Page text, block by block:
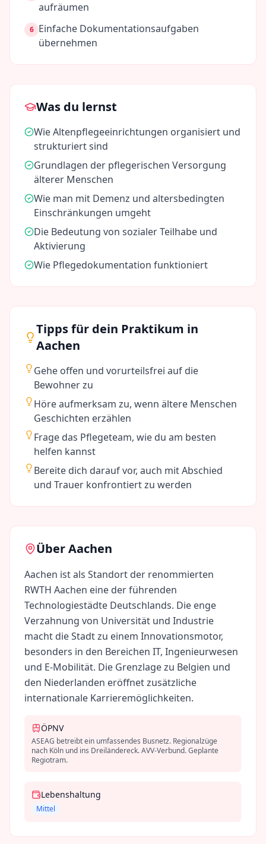
aufräumen
6 Einfache Dokumentationsaufgaben
übernehmen
Was du lernst
Wie Altenpflegeeinrichtungen organisiert und
strukturiert sind
Grundlagen der pflegerischen Versorgung
älterer Menschen
Wie man mit Demenz und altersbedingten
Einschränkungen umgeht
Die Bedeutung von sozialer Teilhabe und
Aktivierung
Wie Pflegedokumentation funktioniert
Tipps für dein Praktikum in
Aachen
Gehe offen und vorurteilsfrei auf die
Bewohner zu
Höre aufmerksam zu, wenn ältere Menschen
Geschichten erzählen
Frage das Pflegeteam, wie du am besten
helfen kannst
Bereite dich darauf vor, auch mit Abschied
und Trauer konfrontiert zu werden
ÜberAachen
Aachen ist als Standort der renommierten
RWTH Aachen eine der führenden
Technologiestädte Deutschlands. Die enge
Verzahnung von Universität und Industrie
macht die Stadt zu einem Innovationsmotor,
besonders in den Bereichen IT, Ingenieurwesen
und E-Mobilität. Die Grenzlage zu Belgien und
den Niederlanden eröffnet zusätzliche
internationale Karrieremöglichkeiten.
ÖPNV
ASEAG betreibt ein umfassendes Busnetz. Regionalzüge
nach Köln und ins Dreiländereck. AVV-Verbund. Geplante
Regiotram.
Lebenshaltung
Mittel